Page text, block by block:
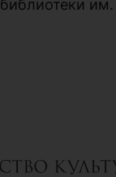
библиотеки